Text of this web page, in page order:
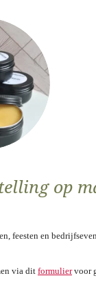
op
feesten en
via dit formuliervoor